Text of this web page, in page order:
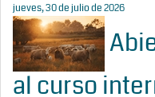
jueves, 30 de julio de 2026
al curso